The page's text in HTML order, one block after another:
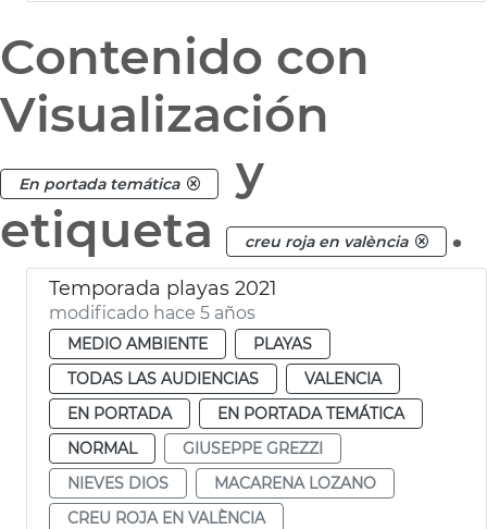
Contenido con
Visualización
En portada temática
y
etiqueta
creu roja en valència .
Temporada playas 2021
modificado hace 5 años
MEDIO AMBIENTE
PLAYAS
TODAS LAS AUDIENCIAS
VALENCIA
EN PORTADA
EN PORTADA TEMÁTICA
NORMAL
GIUSEPPE GREZZI
NIEVES DIOS
MACARENA LOZANO
CREU ROJA EN VALÈNCIA